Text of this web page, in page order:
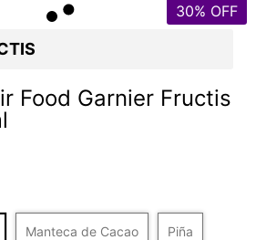
30% OFF
Food Garnier Fructis
Manteca de Cacao Piña